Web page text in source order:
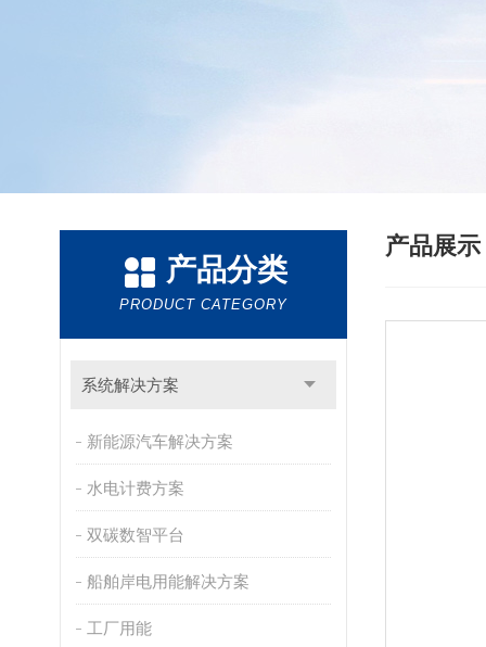
产品分类
PRODUCT CATEGORY
系统解决方案
新能源汽车解决方案
水电计费方案
双碳数智平台
船舶岸电用能解决方案
工厂用能
产品展示